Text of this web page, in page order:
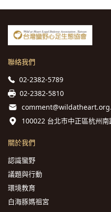
聯絡我們
02-2382-5789
02-2382-5810
100022 台北市中正區杭州
關於我們
認識蠻野
議題與行動
環境教育
白海豚媽祖宮